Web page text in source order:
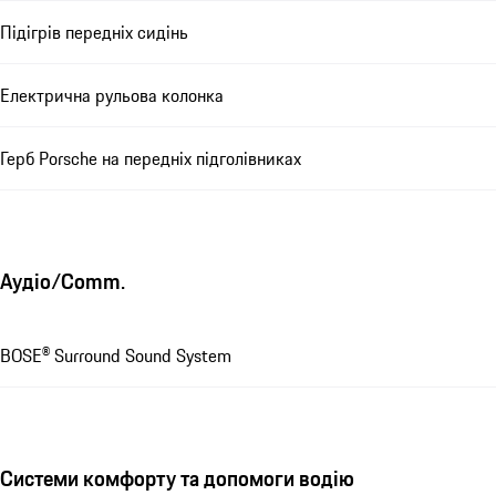
Підігрів передніх сидінь
Електрична рульова колонка
Герб Porsche на передніх підголівниках
Аудіо/Comm.
BOSE® Surround Sound System
Системи комфорту та допомоги водію